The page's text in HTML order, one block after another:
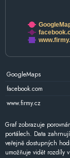
GoogleMaps
facebook.com
www.firmy.cz
Graf zobrazuje
portálech. Data
veřejně dostupných
umožňuje vidět rozdíly